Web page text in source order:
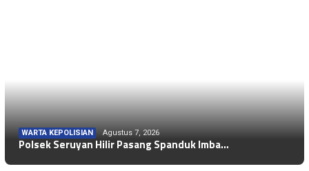
WARTA KEPOLISIAN Agustus 7, 2026
Polsek Seruyan Hilir Pasang Spanduk Imba…